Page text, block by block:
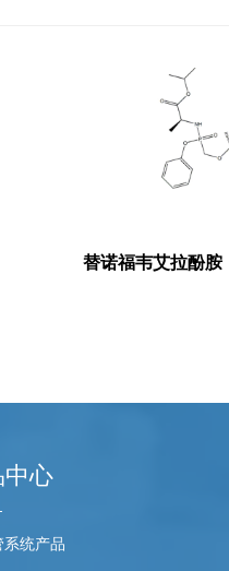
心
系统产品
替诺福韦艾拉酚胺